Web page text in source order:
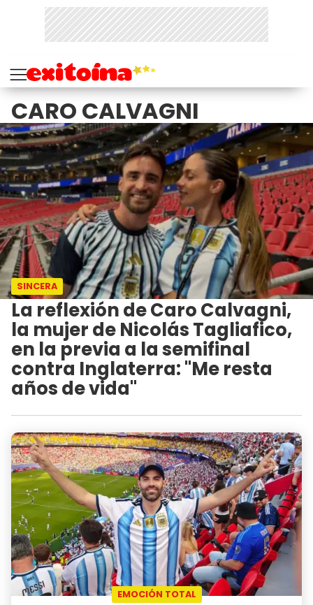
CARO CALVAGNI
SINCERA
La reflexión de Caro Calvagni,
la mujer de Nicolás Tagliafico,
en la previa a la semifinal
contra Inglaterra: "Me resta
años de vida"
EMOCIÓN TOTAL